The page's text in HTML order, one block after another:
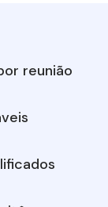
reunião